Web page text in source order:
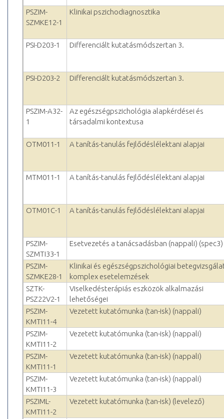
PSZIM-
SZMKE12-1
Klinikai pszichodiagnosztika
PSI-D203-1 Differenciált kutatásmódszertan 3.
PSI-D203-2 Differenciált kutatásmódszertan 3.
PSZIM-A32-
1
Az egészségpszichológia alapkérdései és
társadalmi kontextusa
OTM011-1 A tanítás-tanulás fejlődéslélektani alapjai
MTM011-1 A tanítás-tanulás fejlődéslélektani alapjai
OTM01C-1 A tanítás-tanulás fejlődéslélektani alapjai
PSZIM-
SZMTI33-1
Esetvezetés a tanácsadásban (nappali) (spec3)
PSZIM-
SZMKE28-1
Klinikai és egészségpszichológiai
komplex esetelemzések
SZTK-
PSZ22V2-1
Viselkedésterápiás eszközök alkalmazási
lehetőségei
PSZIM-
KMTI11-4
Vezetett kutatómunka (tan-isk) (nappali)
PSZIM-
KMTI11-2
Vezetett kutatómunka (tan-isk) (nappali)
PSZIM-
KMTI11-1
Vezetett kutatómunka (tan-isk) (nappali)
PSZIM-
KMTI11-3
Vezetett kutatómunka (tan-isk) (nappali)
PSZIML-
KMTI11-2
Vezetett kutatómunka (tan-isk) (levelező)